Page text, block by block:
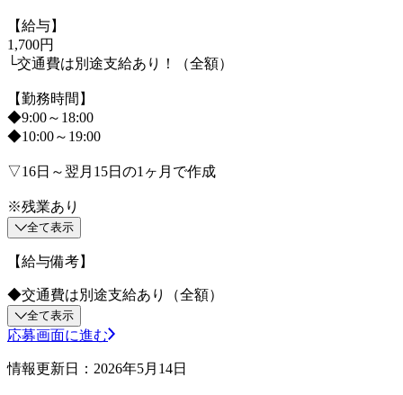
【給与】
1,700円
└交通費は別途支給あり！（全額）
【勤務時間】
◆9:00～18:00
◆10:00～19:00
▽16日～翌月15日の1ヶ月で作成
※残業あり
全て表示
【給与備考】
◆交通費は別途支給あり（全額）
全て表示
応募画面に進む
情報更新日：2026年5月14日